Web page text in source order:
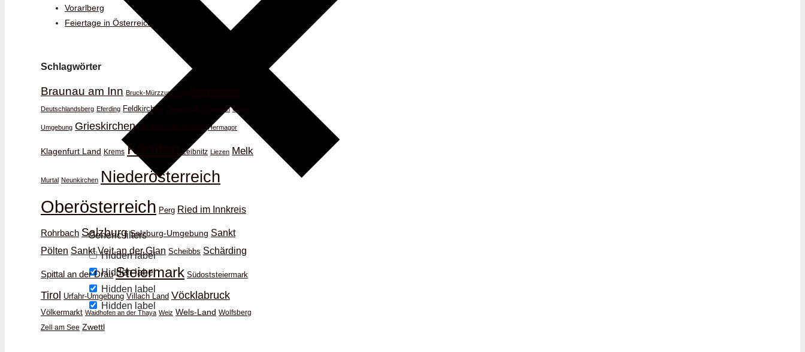
Generic filters
Hidden label
Hidden label
Hidden label
Hidden label
Vorarlberg
Feiertage in Österreich
Schlagwörter
Braunau am Inn Bruck-Mürzzuschlag
Deutschlandsberg Eferding Feldkirchen Gmunden Graz-
Umgebung Grieskirchen Hermagor
Klagenfurt Land Krems Kärnten Leibnitz Liezen Melk
Murtal Neunkirchen Niederösterreich
Oberösterreich Perg Ried im Innkreis
Rohrbach Salzburg Salzburg-Umgebung Sankt
Pölten Sankt Veit an der Glan Scheibbs Schärding
Spittal an der Drau Steiermark Südoststeiermark
Tirol Urfahr-Umgebung Villach Land Vöcklabruck
Völkermarkt Waidhofen an der Thaya Weiz Wels-Land Wolfsberg
Zell am See Zwettl